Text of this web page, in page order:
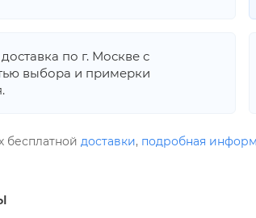
по г. Москве с
выбора и примерки
бесплатной доставки, подробная